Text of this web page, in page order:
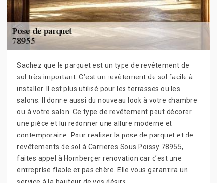
Sachez que le parquet est un type de revêtement de
sol très important. C’est un revêtement de sol facile à
installer. Il est plus utilisé pour les terrasses ou les
salons. Il donne aussi du nouveau look à votre chambre
ou à votre salon. Ce type de revêtement peut décorer
une pièce et lui redonner une allure moderne et
contemporaine. Pour réaliser la pose de parquet et de
revêtements de sol à Carrieres Sous Poissy 78955,
faites appel à Hornberger rénovation car c’est une
entreprise fiable et pas chère. Elle vous garantira un